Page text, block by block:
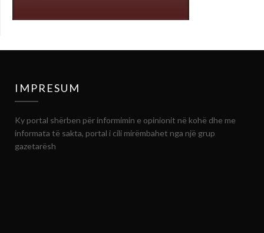
IMPRESUM
Ky portal shërben për informimin e opinionit në kohë dhe me
informata të sakta, portal i cili mirëmbahet nga një grup
gazetarësh